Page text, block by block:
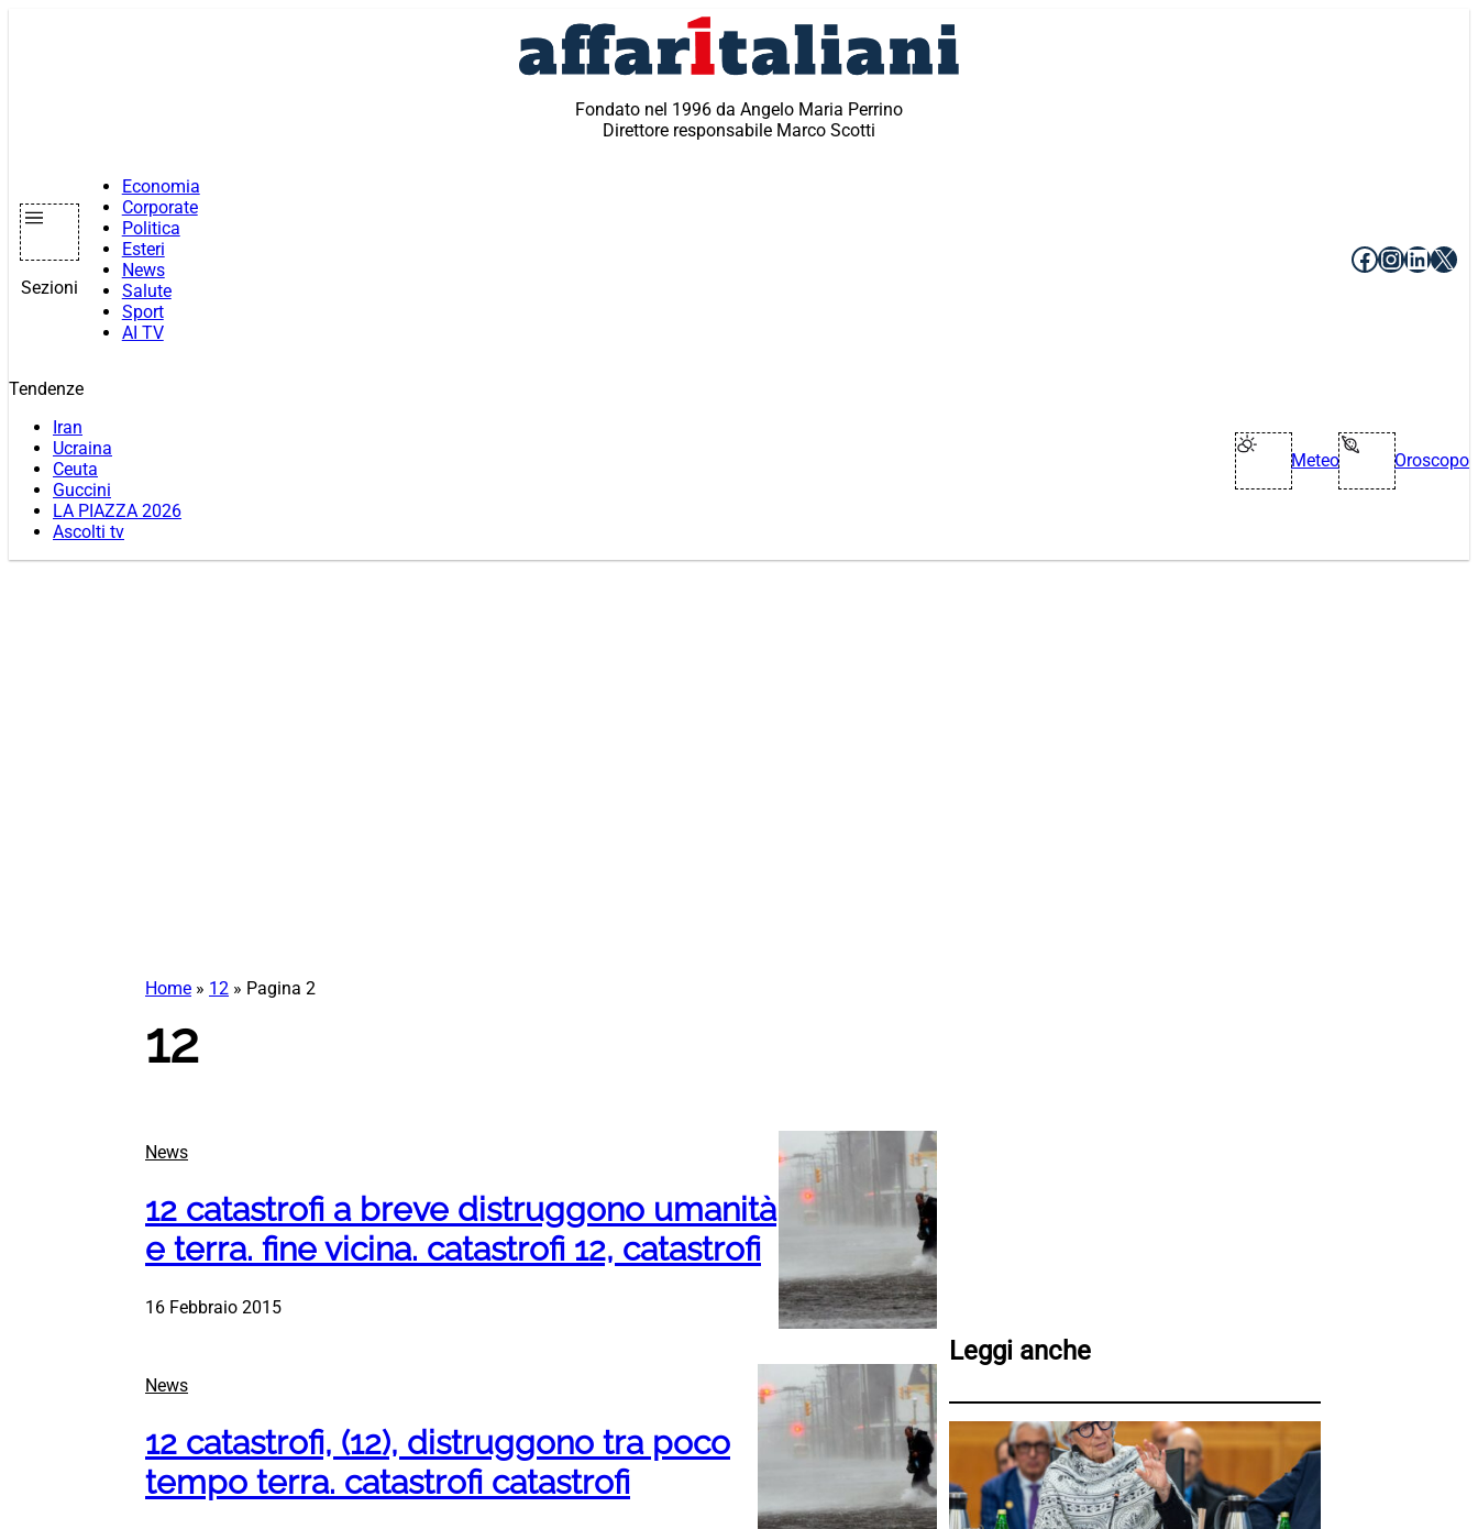
Fondato nel 1996 da Angelo Maria Perrino
Direttore responsabile Marco Scotti
Sezioni
Economia
Corporate
Politica
Esteri
News
Salute
Sport
AI TV
Facebook
X
Tendenze
Iran
Ucraina
Ceuta
Guccini
LA PIAZZA 2026
Ascolti tv
Meteo Oroscopo
Home » 12 » Pagina 2
12
News
12 catastrofi a breve distruggono umanità
e terra. fine vicina. catastrofi 12, catastrofi
16 Febbraio 2015
News
12 catastrofi, (12), distruggono tra poco
tempo terra. catastrofi catastrofi
Leggi anche